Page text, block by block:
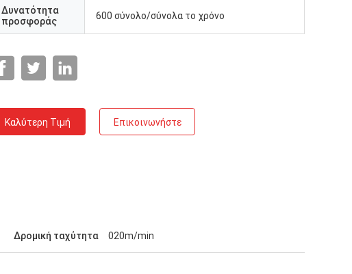
Δυνατότητα
προσφοράς
600 σύνολο/σύνολα το χρόνο
Καλύτερη Τιμή Επικοινωνήστε
Δρομική ταχύτητα 020m/min